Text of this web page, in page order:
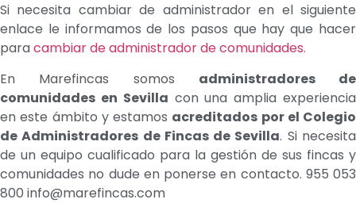
Si necesita cambiar de administrador en el siguiente
enlace le informamos de los pasos que hay que hacer
paracambiar de administrador de comunidades.
En Marefincas somos administradores de
comunidades en Sevilla con una amplia experiencia
en este ámbito y estamos acreditados por el Colegio
de Administradores de Fincas de Sevilla. Si necesita
de un equipo cualificado para la gestión de sus fincas y
comunidades no dude en ponerse en contacto. 955 053
800 info@marefincas.com